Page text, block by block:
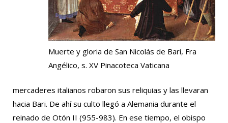
Muerte y gloria de San Nicolás de Bari, Fra
Angélico, s. XV Pinacoteca Vaticana
mercaderes italianos robaron sus reliquias y las llevaran
hacia Bari. De ahí su culto llegó a Alemania durante el
reinado de Otón II (955-983). En ese tiempo, el obispo